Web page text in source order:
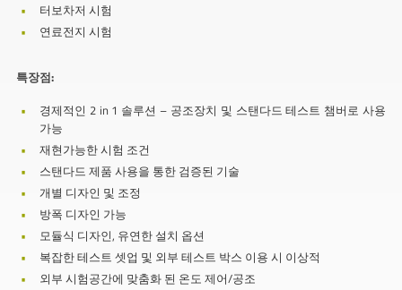
터보차저 시험
연료전지 시험
특장점:
경제적인 2 in 1 솔루션 – 공조장치 및 스탠다드 테스트 챔버로 사용
가능
재현가능한 시험 조건
스탠다드 제품 사용을 통한 검증된 기술
개별 디자인 및 조정
방폭 디자인 가능
모듈식 디자인, 유연한 설치 옵션
복잡한 테스트 셋업 및 외부 테스트 박스 이용 시 이상적
외부 시험공간에 맞춤화 된 온도 제어/공조